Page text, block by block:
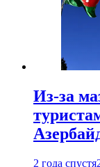
Из-за
2 года спустя